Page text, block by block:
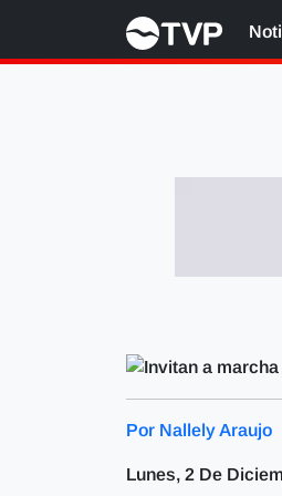
Por Nallely Araujo
Lunes, 2 De